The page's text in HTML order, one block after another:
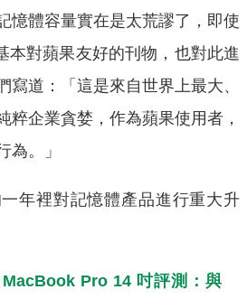
憶體容量實在是太荒謬了，即使
本對蘋果友好的刊物，也對此進
寫道：「這是來自世界上最大、
粹企業貪婪，作為蘋果使用者，
為。」
年裡對記憶體產品進行重大升
MacBook Pro 14 吋評測：與